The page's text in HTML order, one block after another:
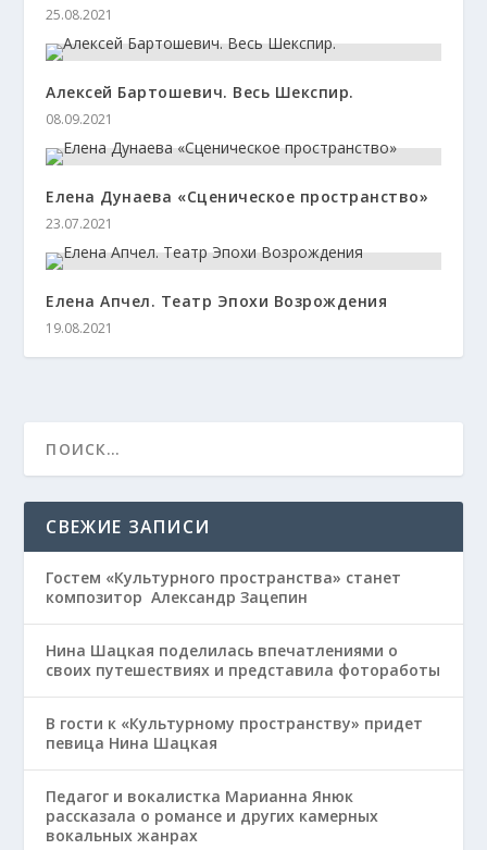
25.08.2021
Алексей Бартошевич. Весь Шекспир.
08.09.2021
Елена Дунаева «Сценическое пространство»
23.07.2021
Елена Апчел. Театр Эпохи Возрождения
19.08.2021
СВЕЖИЕ ЗАПИСИ
Гостем «Культурного пространства» станет
композитор Александр Зацепин
Нина Шацкая поделилась впечатлениями о
своих путешествиях и представила фотоработы
В гости к «Культурному пространству» придет
певица Нина Шацкая
Педагог и вокалистка Марианна Янюк
рассказала о романсе и других камерных
вокальных жанрах